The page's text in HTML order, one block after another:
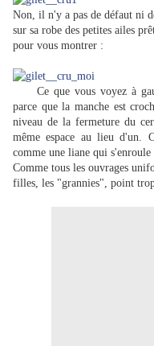
Non, il n'y a pas de défaut ni
sur sa robe des petites ailes
pour vous montrer :
Ce que vous voyez à
parce que la manche est
niveau de la fermeture du
même espace au lieu d'un.
comme une liane qui s'enroule
Comme tous les ouvrages
filles, les "grannies", point